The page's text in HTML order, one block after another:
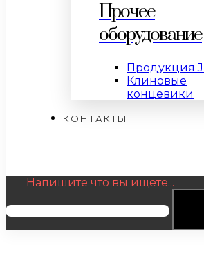
Прочее
оборудование
Продукция
Клиновые
концевики
КОНТАКТЫ
Напишите что вы ищете...